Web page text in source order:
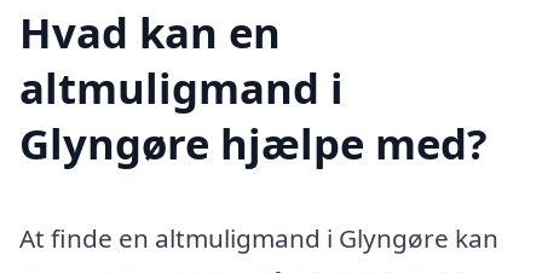
Hvad kan en
altmuligmand i
Glyngøre hjælpe med?
At finde en altmuligmand i Glyngøre kan